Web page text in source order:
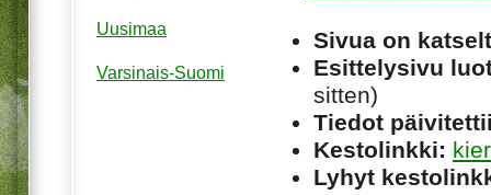
Sivua on
Esittelysivu
sitten)
Tiedot
Kestolinkki:
Lyhyt
Uusimaa
Varsinais-Suomi